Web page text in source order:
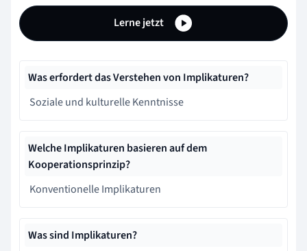
Lerne jetzt
Was erfordert das Verstehen von Implikaturen?
Soziale und kulturelle Kenntnisse
Welche Implikaturen basieren auf dem
Kooperationsprinzip?
Konventionelle Implikaturen
Was sind Implikaturen?